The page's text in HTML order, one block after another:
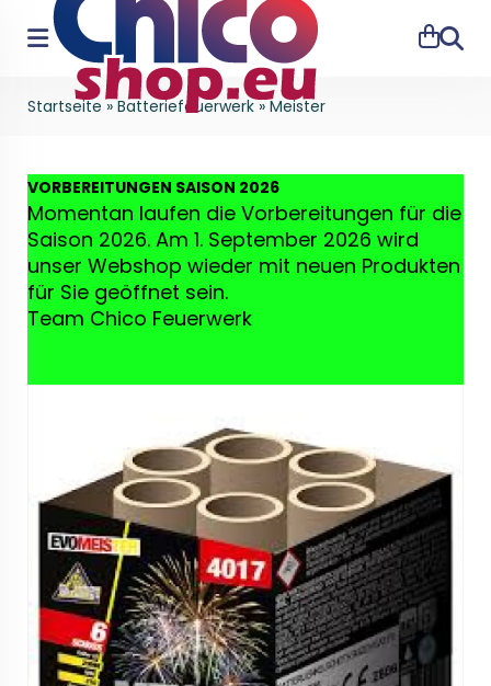
Suche
Startseite »Batteriefeuerwerk»Meister
VORBEREITUNGEN SAISON 2026
Momentan laufen die Vorbereitungen für die
Saison 2026. Am 1. September 2026 wird
unser Webshop wieder mit neuen Produkten
für Sie geöffnet sein.
Team Chico Feuerwerk